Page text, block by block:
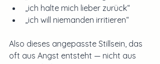
„ich halte mich lieber zurück“
„ich will niemanden irritieren“
Also dieses angepasste Stillsein, das
oft aus Angst entsteht — nicht aus